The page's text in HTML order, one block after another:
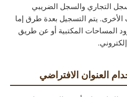
التجاري والسجل الضريبي
الأخرى. يتم التسجيل بعدة طرق إما
المساحات المكتبية أو عن طريق
العنوان الافتراضي